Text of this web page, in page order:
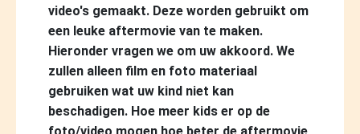
video's gemaakt. Deze worden gebruikt om
een leuke aftermovie van te maken.
Hieronder vragen we om uw akkoord. We
zullen alleen film en foto materiaal
gebruiken wat uw kind niet kan
beschadigen. Hoe meer kids er op de
foto/video mogen hoe beter de aftermovie